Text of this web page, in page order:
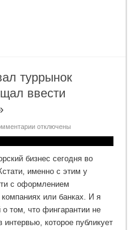
туррынок
ввести
к
Ростуризма
туррынок
непрозрачным
пообещал
«электронную
путёвку»
отключены
бизнес сегодня во
именно с этим у
с оформлением
или банках. И я
о том, что фингарантии не
которое публикует